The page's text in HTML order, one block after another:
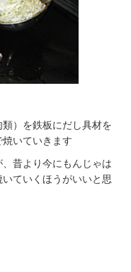
）を鉄板にだし具材を
いていきます
昔より今にもんじゃは
ていくほうがいいと思